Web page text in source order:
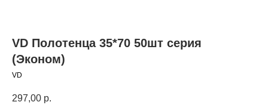
VD Полотенца 35*70 50шт серия
(Эконом)
VD
297,00 р.